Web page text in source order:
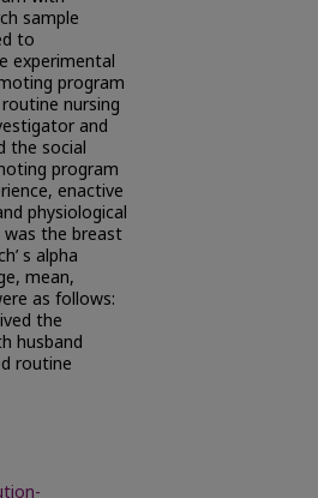
sample
to
experimental
program
nursing
and
the social
program
enactive
physiological
the breast
s alpha
mean,
as follows:
the
husband
routine